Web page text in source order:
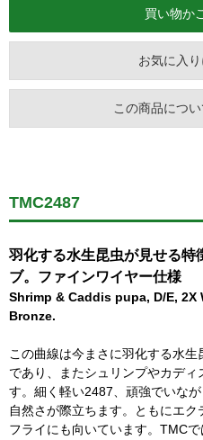
お気に入
この商品につ
TMC2487
羽化する水生昆虫が見せる特
ブ。ファインワイヤー仕様
Shrimp & Caddis pupa, D/E, 2X
Bronze.
この曲線は今まさに羽化する水
であり、またシュリンプやカデ
す。細く軽い2487、頑強でいな
自然さが際立ちます。ともにエ
フライにも向いています。TMC